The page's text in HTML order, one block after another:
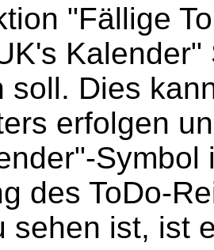
"Fällige
soll. Dies
erfolgen
Symbol
des ToDo-
sehen ist, ist